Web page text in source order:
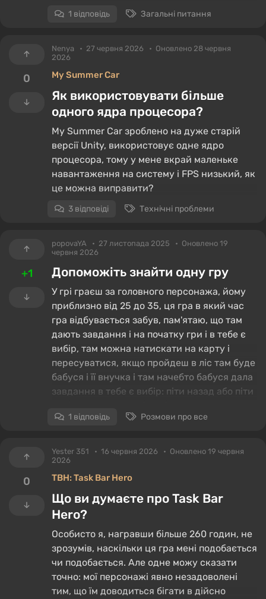
1 відповідь Загальні питання
0
Nenya 27 червня 2026
Оновлено 28 червня
2026
My Summer Car
Як використовувати більше
одного ядра процесора?
My Summer Car зроблено на дуже старій
версії Unity, використовує одне ядро ​​
процесора, тому у мене вкрай маленьке
навантаження на систему і FPS низький, як
це можна виправити?
3 відповіді Технічні проблеми
+1
popovaYA 27 листопада 2025
Оновлено 19
червня 2026
Допоможіть знайти одну гру
У грі граєш за головного персонажа, йому
приблизно від 25 до 35, ця гра в який час
гра відбувається забув, пам'ятаю, що там
дають завдання і на початку гри і в тебе є
вибір, там можна натискати на карту і
пересуватися, якщо пройдеш в ліс там буде
бабуся і її внучка і там начебто бабуся дала
завдання в тебе є вибір: піти назад або піти
щось зробив не те, то тебе запруть в якийсь
гру грав на телефоні і на ПК вона теж
начебто є, пам'ятаю, ніби на заставці в плей
маркеті.
1 відповідь Розмови про все
0
Yester 351 16 червня 2026
Оновлено 19 червня
2026
TBH: Task Bar Hero
Що ви думаєте про Task Bar
Hero?
Особисто я, награвши більше 260 годин, не
зрозумів, наскільки ця гра мені подобається
чи подобається. Але одне можу сказати
точно: мої персонажі явно незадоволені
тим, що їм доводиться бігати в дійсно